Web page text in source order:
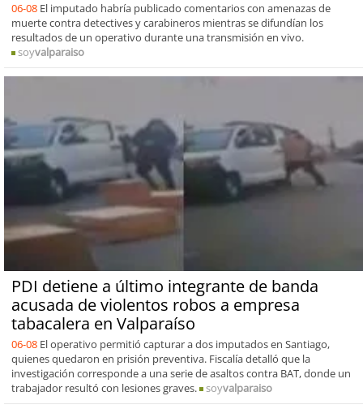
06-08 El imputado habría publicado comentarios con amenazas de
muerte contra detectives y carabineros mientras se difundían los
resultados de un operativo durante una transmisión en vivo.
soyvalparaiso
PDI detiene a último integrante de banda
acusada de violentos robos a empresa
tabacalera en Valparaíso
06-08 El operativo permitió capturar a dos imputados en Santiago,
quienes quedaron en prisión preventiva. Fiscalía detalló que la
investigación corresponde a una serie de asaltos contra BAT, donde un
trabajador resultó con lesiones graves.
soyvalparaiso